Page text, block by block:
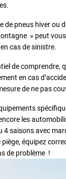
de pneus hiver ou
» peut
cas de sinistre.
de comprendre,
en cas
de ne pas
les
4 saisons avec
équipez
de problème !